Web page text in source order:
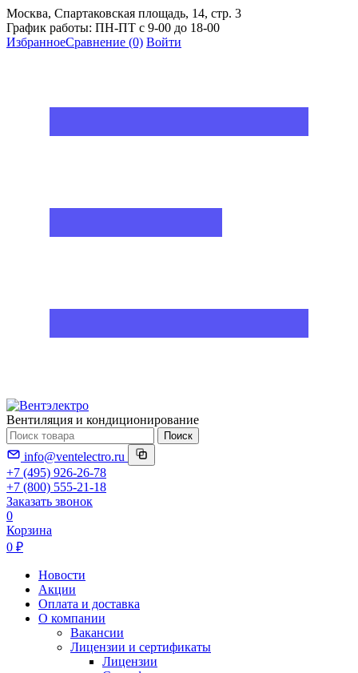
Москва, Спартаковская площадь, 14, стр. 3
График работы: ПН-ПТ с 9-00 до 18-00
ИзбранноеСравнение (0) Войти
Вентиляция и кондиционирование
Поиск
info@ventelectro.ru
+7 (495) 926-26-78
+7 (800) 555-21-18
Заказать звонок
0
Корзина
0 ₽
Новости
Акции
Оплата и доставка
О компании
Вакансии
Лицензии и сертификаты
Лицензии